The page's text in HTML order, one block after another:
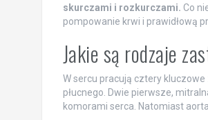
skurczami i rozkurczami. Co
pompowanie krwi i prawidłową
Jakie są rodzaje
W sercu pracują cztery
płucnego. Dwie pierwsze,
komorami serca. Natomiast